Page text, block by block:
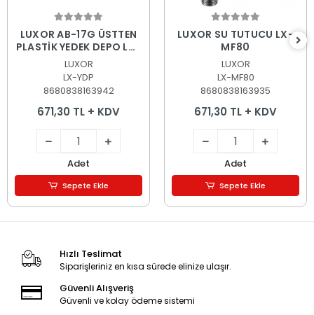
Sepete Ekle
LUXOR AB-17G ÜSTTEN
PLASTİK YEDEK DEPO LX-
YDP 600ML
LUXOR
LX-YDP
8680838163942
671,30 TL + KDV
Adet
Sepete Ekle
LUXOR SU TUTUCU LX-
MF80
LUXOR
LX-MF80
8680838163935
671,30 TL + KDV
Adet
Sepete Ekle
Hızlı Teslimat
Siparişleriniz en kısa sürede elinize ulaşır.
Güvenli Alışveriş
Güvenli ve kolay ödeme sistemi